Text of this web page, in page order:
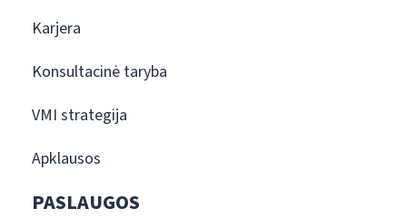
Karjera
Konsultacinė taryba
VMI strategija
Apklausos
PASLAUGOS